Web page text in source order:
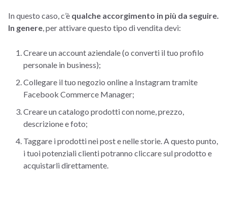
In questo caso, c’è qualche accorgimento in più da seguire.
In genere , per attivare questo tipo di vendita devi:
Creare un account aziendale (o converti il tuo profilo
personale in business);
Collegare il tuo negozio online a Instagram tramite
Facebook Commerce Manager;
Creare un catalogo prodotti con nome, prezzo,
descrizione e foto;
Taggare i prodotti nei post e nelle storie. A questo punto,
i tuoi potenziali clienti potranno cliccare sul prodotto e
acquistarli direttamente.